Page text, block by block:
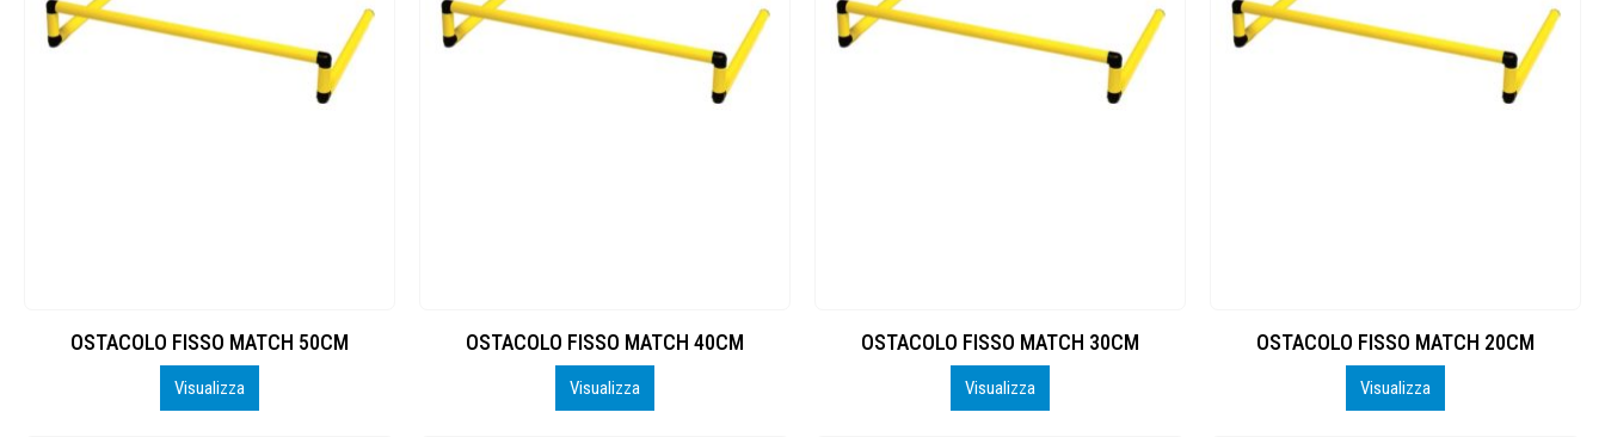
OSTACOLO FISSO MATCH 50CM
Visualizza
OSTACOLO FISSO MATCH 40CM
Visualizza
OSTACOLO FISSO MATCH 30CM
Visualizza
OSTACOLO FISSO MATCH 20CM
Visualizza